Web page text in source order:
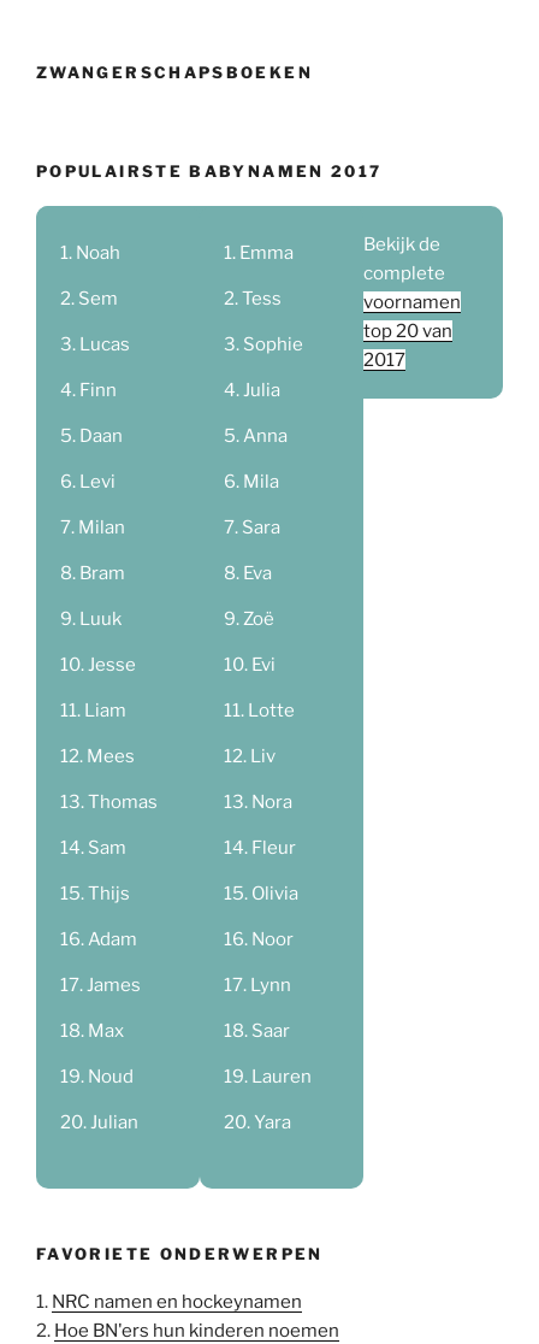
ZWANGERSCHAPSBOEKEN
POPULAIRSTE BABYNAMEN 2017
Noah
Sem
Lucas
Finn
Daan
Levi
Milan
Bram
Luuk
Jesse
Liam
Mees
Thomas
Sam
Thijs
Adam
James
Max
Noud
Julian
Emma
Tess
Sophie
Julia
Anna
Mila
Sara
Eva
Zoë
Evi
Lotte
Liv
Nora
Fleur
Olivia
Noor
Lynn
Saar
Lauren
Yara
Bekijk de
complete
voornamen
top 20 van
2017
FAVORIETE ONDERWERPEN
1. NRC namen en hockeynamen
2. Hoe BN'ers hun kinderen noemen